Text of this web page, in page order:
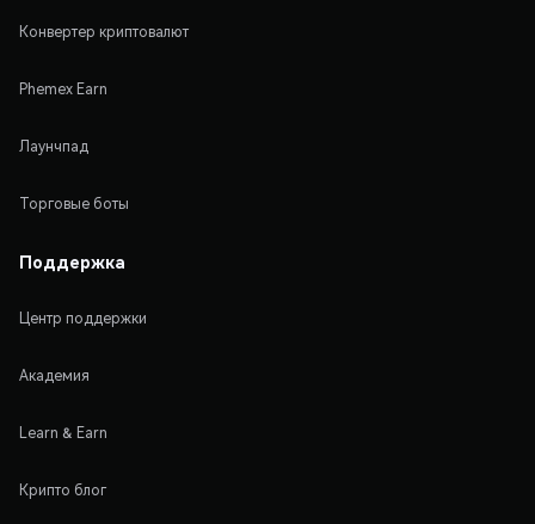
Конвертер криптовалют
Phemex Earn
Лаунчпад
Торговые боты
Поддержка
Центр поддержки
Академия
Learn & Earn
Крипто блог